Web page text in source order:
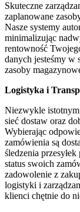
Skuteczne
zaplanowane
Nasze systemy
minimalizując
rentowność
danych jesteśmy w
zasoby
Logistyka i
Niezwykle istotnym
sieć dostaw oraz
Wybierając
zamówienia są
śledzenia
status swoich
zadowolenie z
logistyki i
klienci chętnie do